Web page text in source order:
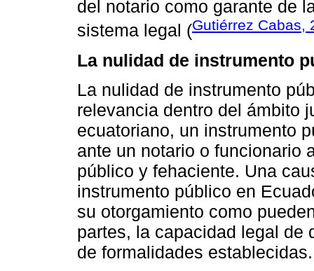
del notario como garante de
sistema legal (Gutiérrez Cabas,
La nulidad de instrumento
La nulidad de instrumento
relevancia dentro del ámbito
ecuatoriano, un instrumento
ante un notario o funcionario
público y fehaciente. Una
instrumento público en
su otorgamiento como
partes, la capacidad legal de
de formalidades establecidas.